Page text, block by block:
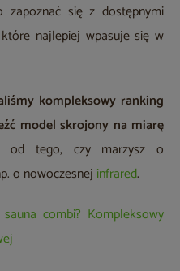
się z dostępnymi
najlepiej wpasuje się w
kompleksowy ranking
model skrojony na miarę
od tego, czy marzysz o
o nowoczesnej infrared.
combi? Kompleksowy